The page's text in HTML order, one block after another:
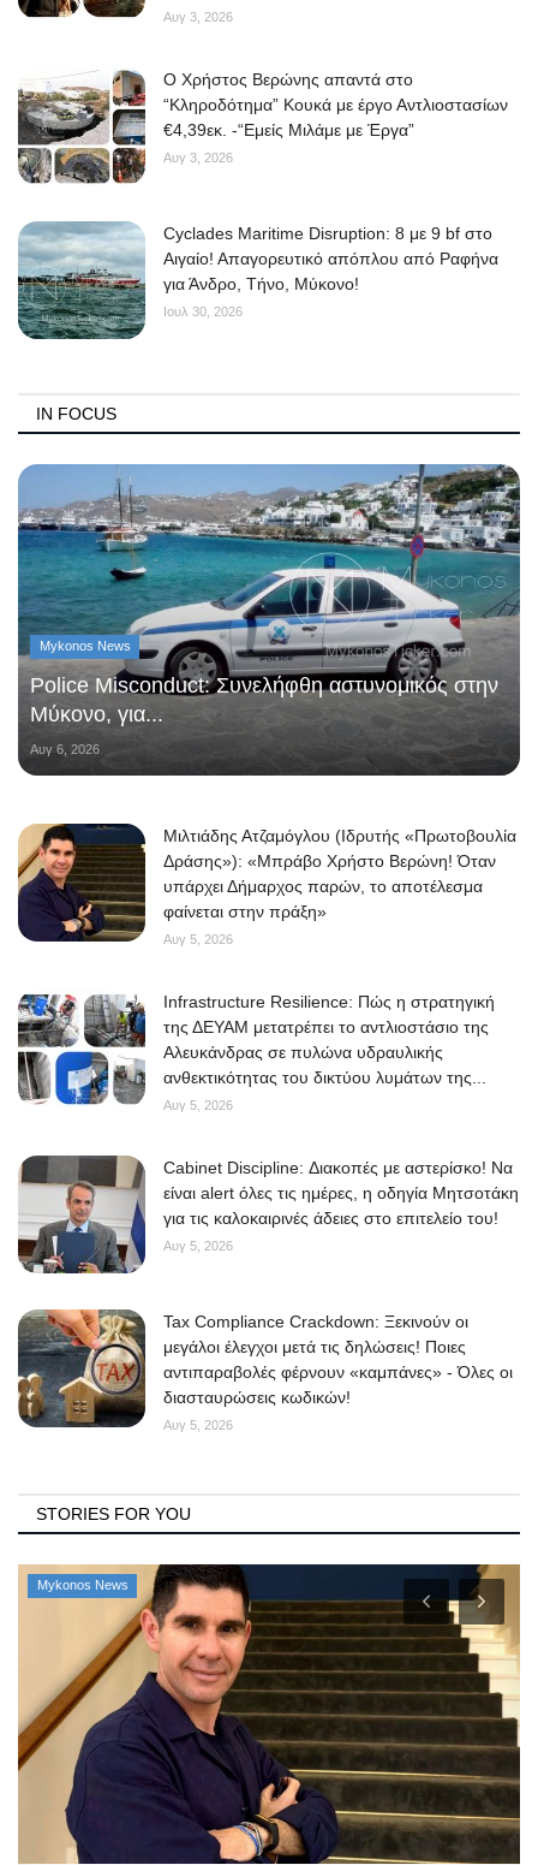
Αυγ 3, 2026
O Χρήστος Βερώνης απαντά στο
“Κληροδότημα” Κουκά με έργο Αντλιοστασίων
€4,39εκ. -“Εμείς Μιλάμε με Έργα”
Αυγ 3, 2026
Cyclades Maritime Disruption: 8 με 9 bf στο
Αιγαίο! Απαγορευτικό απόπλου από Ραφήνα
για Άνδρο, Τήνο, Μύκονο!
Ιουλ 30, 2026
IN FOCUS
Mykonos News
Police Misconduct: Συνελήφθη αστυνομικός στην
Μύκονο, για...
Αυγ 6, 2026
Μιλτιάδης Ατζαμόγλου (Ιδρυτής «Πρωτοβουλία
Δράσης»): «Μπράβο Χρήστο Βερώνη! Όταν
υπάρχει Δήμαρχος παρών, το αποτέλεσμα
φαίνεται στην πράξη»
Αυγ 5, 2026
Infrastructure Resilience: Πώς η στρατηγική
της ΔΕΥΑΜ μετατρέπει το αντλιοστάσιο της
Αλευκάνδρας σε πυλώνα υδραυλικής
ανθεκτικότητας του δικτύου λυμάτων της...
Αυγ 5, 2026
Cabinet Discipline: Διακοπές με αστερίσκο! Να
είναι alert όλες τις ημέρες, η οδηγία Μητσοτάκη
για τις καλοκαιρινές άδειες στο επιτελείο του!
Αυγ 5, 2026
Tax Compliance Crackdown: Ξεκινούν οι
μεγάλοι έλεγχοι μετά τις δηλώσεις! Ποιες
αντιπαραβολές φέρνουν «καμπάνες» - Όλες οι
διασταυρώσεις κωδικών!
Αυγ 5, 2026
STORIES FOR YOU
Mykonos News